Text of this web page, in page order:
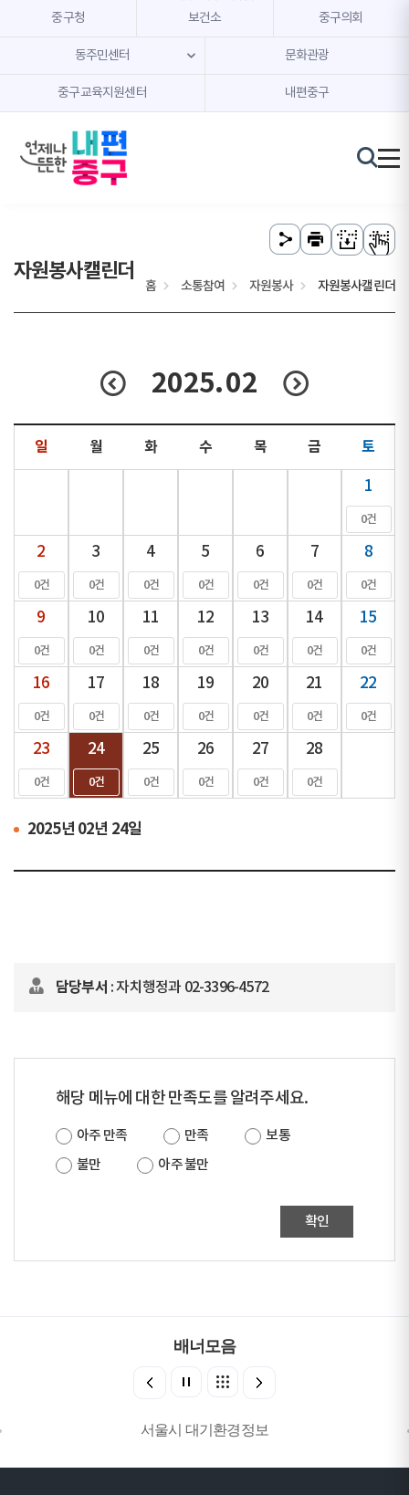
본문 내용 바로가기
주메뉴 바로가기
중구청 보건소 중구의회
동주민센터 문화관광
중구교육지원센터 내편중구
자원봉사캘린더
홈 소통참여 자원봉사 자원봉사캘린더
2025.02
일 월 화 수 목 금 토
1
0건
2
0건
3
0건
4
0건
5
0건
6
0건
7
0건
8
0건
9
0건
10
0건
11
0건
12
0건
13
0건
14
0건
15
0건
16
0건
17
0건
18
0건
19
0건
20
0건
21
0건
22
0건
23
0건
24
0건
25
0건
26
0건
27
0건
28
0건
2025년 02년 24일
담당부서 : 자치행정과 02-3396-4572
해당 메뉴에 대한 만족도를 알려주세요.
아주 만족 만족
보통
불만
아주 불만
확인
배너모음
서울시 대기환경정보